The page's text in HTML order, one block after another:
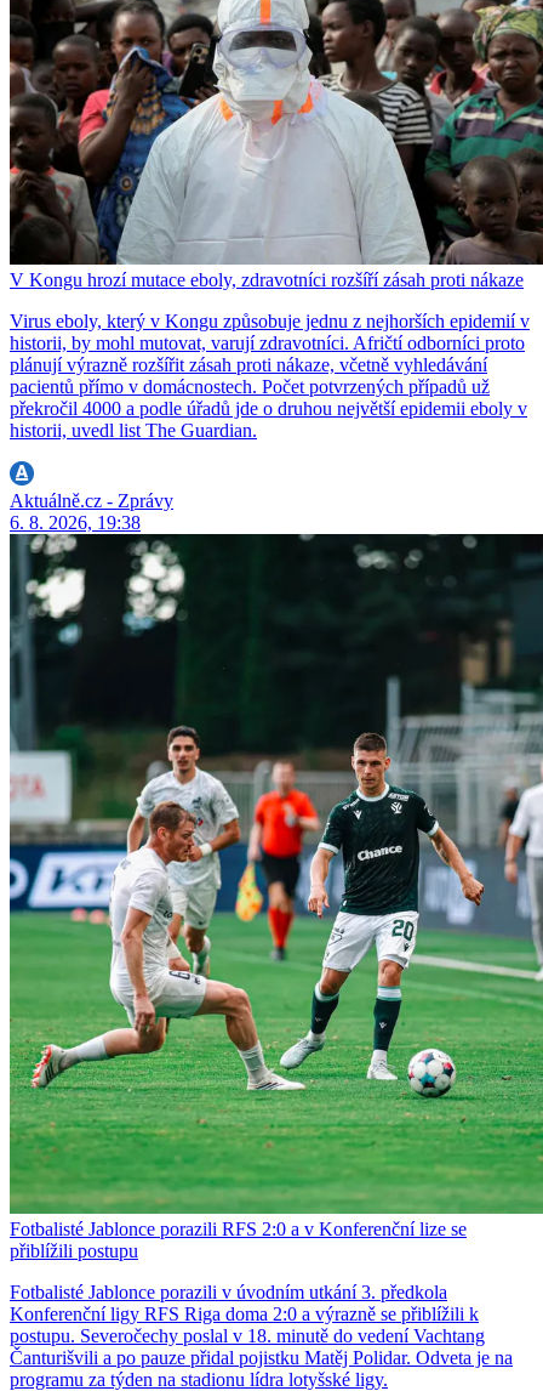
V Kongu hrozí mutace eboly, zdravotníci rozšíří zásah proti nákaze
Virus eboly, který v Kongu způsobuje jednu z nejhorších epidemií v
historii, by mohl mutovat, varují zdravotníci. Afričtí odborníci proto
plánují výrazně rozšířit zásah proti nákaze, včetně vyhledávání
pacientů přímo v domácnostech. Počet potvrzených případů už
překročil 4000 a podle úřadů jde o druhou největší epidemii eboly v
historii, uvedl list The Guardian.
Aktuálně.cz - Zprávy
6. 8. 2026, 19:38
Fotbalisté Jablonce porazili RFS 2:0 a v Konferenční lize se
přiblížili postupu
Fotbalisté Jablonce porazili v úvodním utkání 3. předkola
Konferenční ligy RFS Riga doma 2:0 a výrazně se přiblížili k
postupu. Severočechy poslal v 18. minutě do vedení Vachtang
Čanturišvili a po pauze přidal pojistku Matěj Polidar. Odveta je na
programu za týden na stadionu lídra lotyšské ligy.